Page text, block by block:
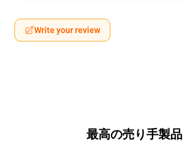
Write your review
最高の売り手製品